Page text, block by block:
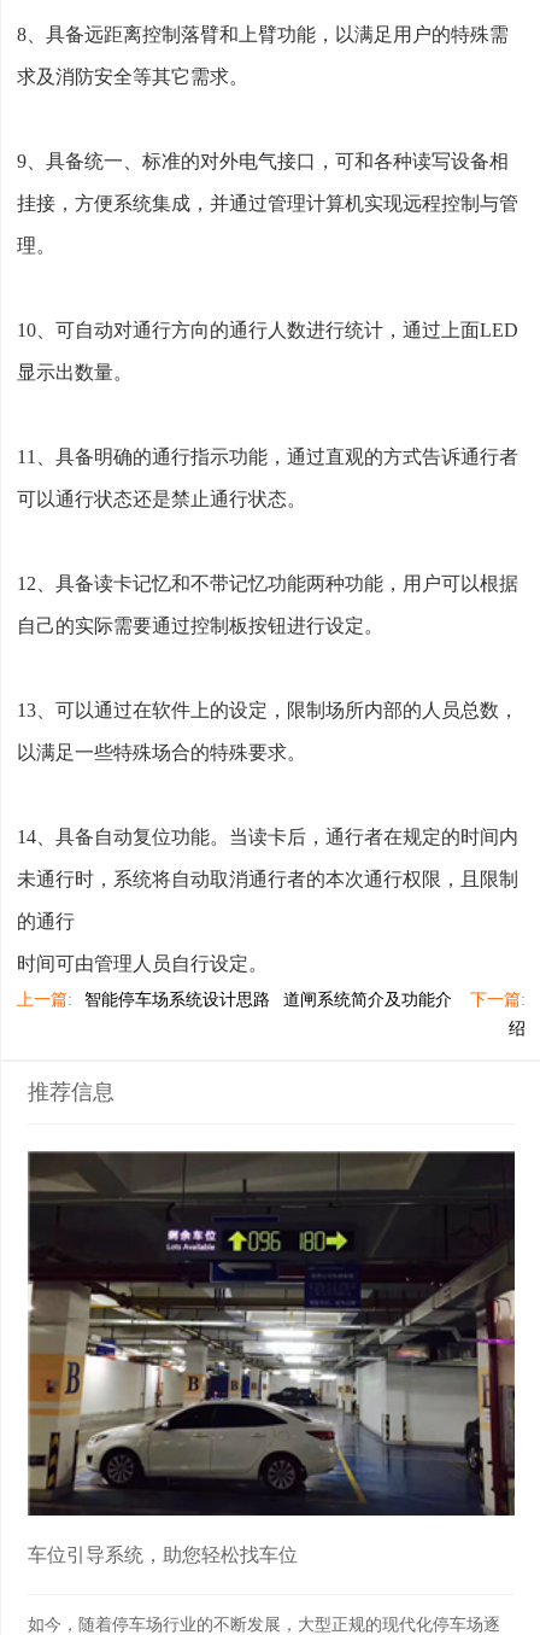
8、具备远距离控制落臂和上臂功能，以满足用户的特殊需
求及消防安全等其它需求。
9、具备统一、标准的对外电气接口，可和各种读写设备相
挂接，方便系统集成，并通过管理计算机实现远程控制与管
理。
10、可自动对通行方向的通行人数进行统计，通过上面LED
显示出数量。
11、具备明确的通行指示功能，通过直观的方式告诉通行者
可以通行状态还是禁止通行状态。
12、具备读卡记忆和不带记忆功能两种功能，用户可以根据
自己的实际需要通过控制板按钮进行设定。
13、可以通过在软件上的设定，限制场所内部的人员总数，
以满足一些特殊场合的特殊要求。
14、具备自动复位功能。当读卡后，通行者在规定的时间内
未通行时，系统将自动取消通行者的本次通行权限，且限制
的通行
时间可由管理人员自行设定。
上一篇: 智能停车场系统设计思路 下一篇:
道闸系统简介及功能介
绍
推荐信息
车位引导系统，助您轻松找车位
如今，随着停车场行业的不断发展，大型正规的现代化停车场逐